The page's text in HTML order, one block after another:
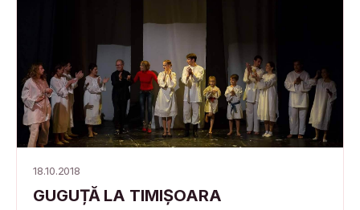
18.10.2018
GUGUȚĂ LA TIMIȘOARA